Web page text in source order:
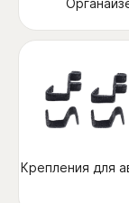
Крепления для